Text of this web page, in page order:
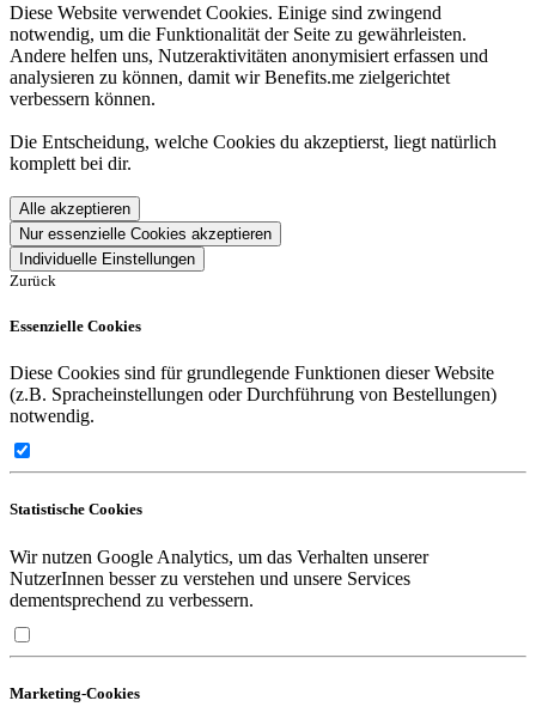
Diese Website verwendet Cookies. Einige sind zwingend
notwendig, um die Funktionalität der Seite zu gewährleisten.
Andere helfen uns, Nutzeraktivitäten anonymisiert erfassen und
analysieren zu können, damit wir Benefits.me zielgerichtet
verbessern können.
Die Entscheidung, welche Cookies du akzeptierst, liegt natürlich
komplett bei dir.
Alle akzeptieren
Nur essenzielle Cookies akzeptieren
Individuelle Einstellungen
Zurück
Essenzielle Cookies
Diese Cookies sind für grundlegende Funktionen dieser Website
(z.B. Spracheinstellungen oder Durchführung von Bestellungen)
notwendig.
Statistische Cookies
Wir nutzen Google Analytics, um das Verhalten unserer
NutzerInnen besser zu verstehen und unsere Services
dementsprechend zu verbessern.
Marketing-Cookies